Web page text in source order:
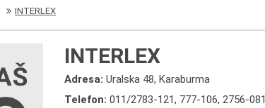
INTERLEX
INTERLEX
Adresa:Uralska 48, Karaburma
Telefon:011/2783-121, 777-106,2756-081